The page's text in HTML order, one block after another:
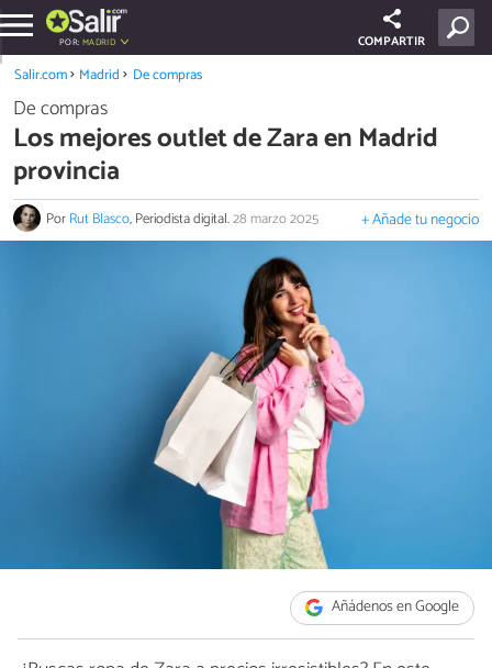
POR: MADRID COMPARTIR
Salir.com Madrid De compras
De compras
Los mejores outlet de Zara en Madrid
provincia
PorRut Blasco, Periodista digital.28 marzo 2025 + Añade tu negocio
Añádenos en Google